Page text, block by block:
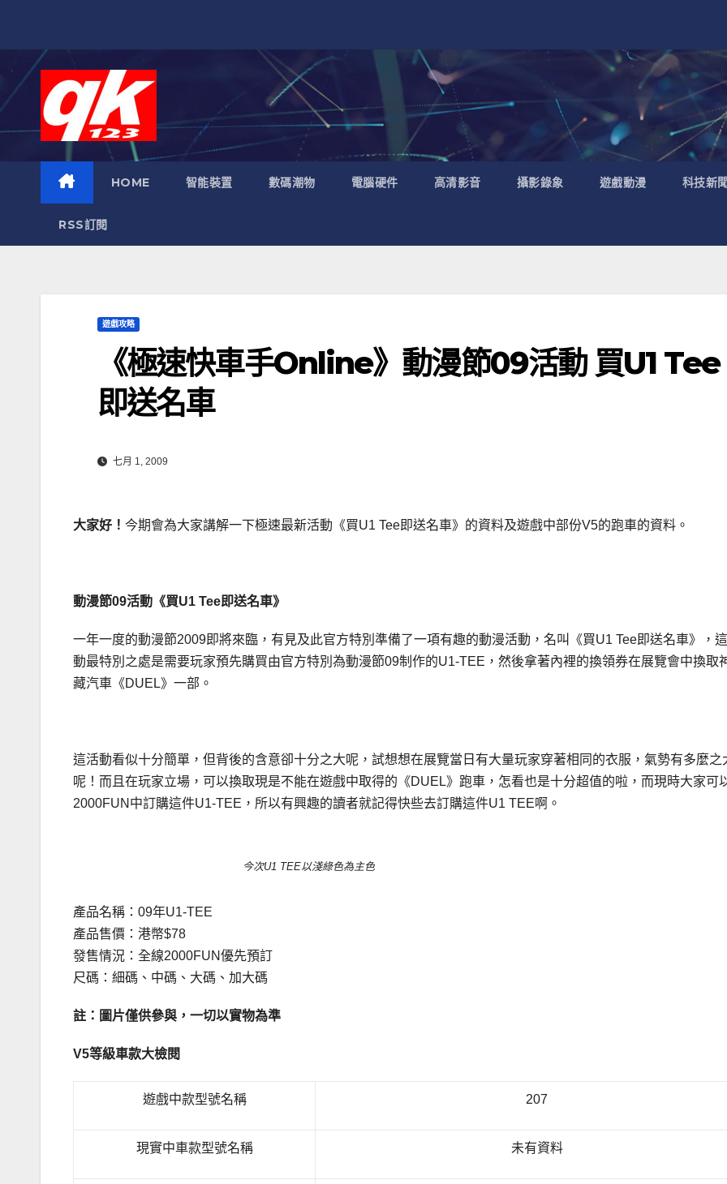
HOME 智能裝置 數碼潮物 電腦硬件 高清影音 攝影錄象 遊戲動漫 科技新
RSS訂閱
遊戲攻略
《極速快車手Online》動漫節09活動 買U1 Tee
即送名車
七月 1, 2009
大家好！ 今期會為大家講解一下極速最新活動《買U1 Tee即送名車》的資料及遊戲中部份V5的跑車的資料。
動漫節09活動《買U1 Tee即送名車》
一年一度的動漫節2009即將來臨，有見及此官方特別準備了一項有趣的動漫活動，名叫《買U1 Tee即送名車》，
動最特別之處是需要玩家預先購買由官方特別為動漫節09制作的U1-TEE，然後拿著內裡的換領券在展覽會中換取
藏汽車《DUEL》一部。
這活動看似十分簡單，但背後的含意卻十分之大呢，試想想在展覽當日有大量玩家穿著相同的衣服，氣勢有多麼之
呢！而且在玩家立場，可以換取現是不能在遊戲中取得的《DUEL》跑車，怎看也是十分超值的啦，而現時大家可
2000FUN中訂購這件U1-TEE，所以有興趣的讀者就記得快些去訂購這件U1 TEE啊。
今次U1 TEE以淺綠色為主色
產品名稱：09年U1-TEE
產品售價：港幣$78
發售情況：全線2000FUN優先預訂
尺碼：細碼、中碼、大碼、加大碼
註：圖片僅供參與，一切以實物為準
V5等級車款大檢閱
遊戲中款型號名稱 207
現實中車款型號名稱 未有資料